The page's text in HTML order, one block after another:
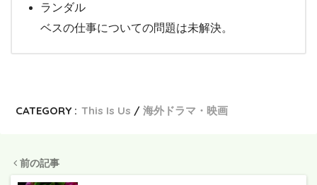
ランダル
ベスの仕事についての問題は未解決。
CATEGORY : This Is Us 海外ドラマ・映画
前の記事